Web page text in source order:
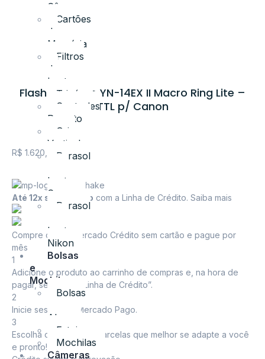
Câmeras
Cartões
de
Memória
Filtros
de
Lente
Tripés
Controles
Remoto
Grip
Vertical
Parasol
Lentes
Canon
Parasol
Lentes
Nikon
Bolsas
e
Mochilas
Bolsas
Alças
Estojos
Mochilas
Câmeras
Flash Yongnuo YN-14EX II Macro Ring Lite –
TTL p/ Canon
R$ 1.620,00
Até 12x sem cartão com a Linha de Crédito. Saiba mais
Compre com o Mercado Crédito sem cartão e pague por
mês
1
Adicione o produto ao carrinho de compras e, na hora de
pagar, selecione “Linha de Crédito”.
2
Inicie sessão no Mercado Pago.
3
Escolha o número de parcelas que melhor se adapte a você
e pronto!